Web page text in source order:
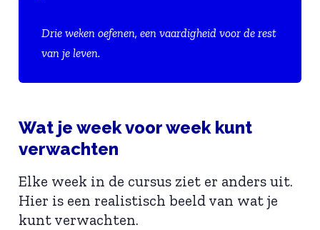
Drie weken oefenen, een vaardigheid voor de rest
van je leven.
Wat je week voor week kunt
verwachten
Elke week in de cursus ziet er anders uit.
Hier is een realistisch beeld van wat je
kunt verwachten.